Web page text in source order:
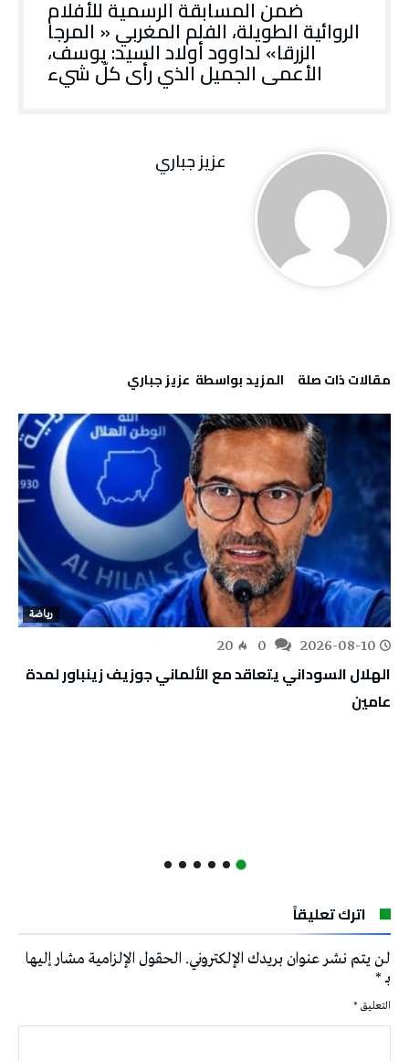
ضمن المسابقة الرسمية للأفلام
الروائية الطويلة، الفلم المغربي « المرجا
الزرقا» لداوود أولاد السيد: يوسف،
الأعمى الجميل الذي رأى كلّ شيء
عزيز جباري
‫مقالات ذات صلة‬ ‫‫المزيد بواسطة‬ ‬ عزيز جباري
رياضة
2026-08-10
20
الهلال السوداني يتعاقد مع الألماني جوزيف زينباور لمدة
عامين
اترك تعليقاً
لن يتم نشر عنوان بريدك الإلكتروني. الحقول الإلزامية مشار إليها
بـ*
التعليق *